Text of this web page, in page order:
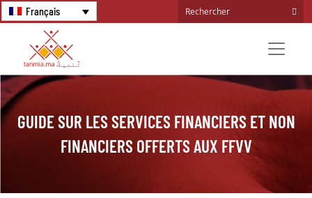
Français
GUIDE SUR LES SERVICES FINANCIERS ET NON
FINANCIERS OFFERTS AUX FFVV